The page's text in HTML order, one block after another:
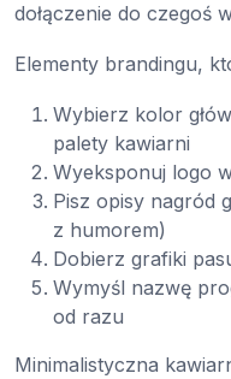
dołączenie do czegoś
Elementy brandingu,
Wybierz kolor
palety kawiarni
Wyeksponuj logo
Pisz opisy nagród
z humorem)
Dobierz grafiki
Wymyśl nazwę
od razu
Minimalistyczna